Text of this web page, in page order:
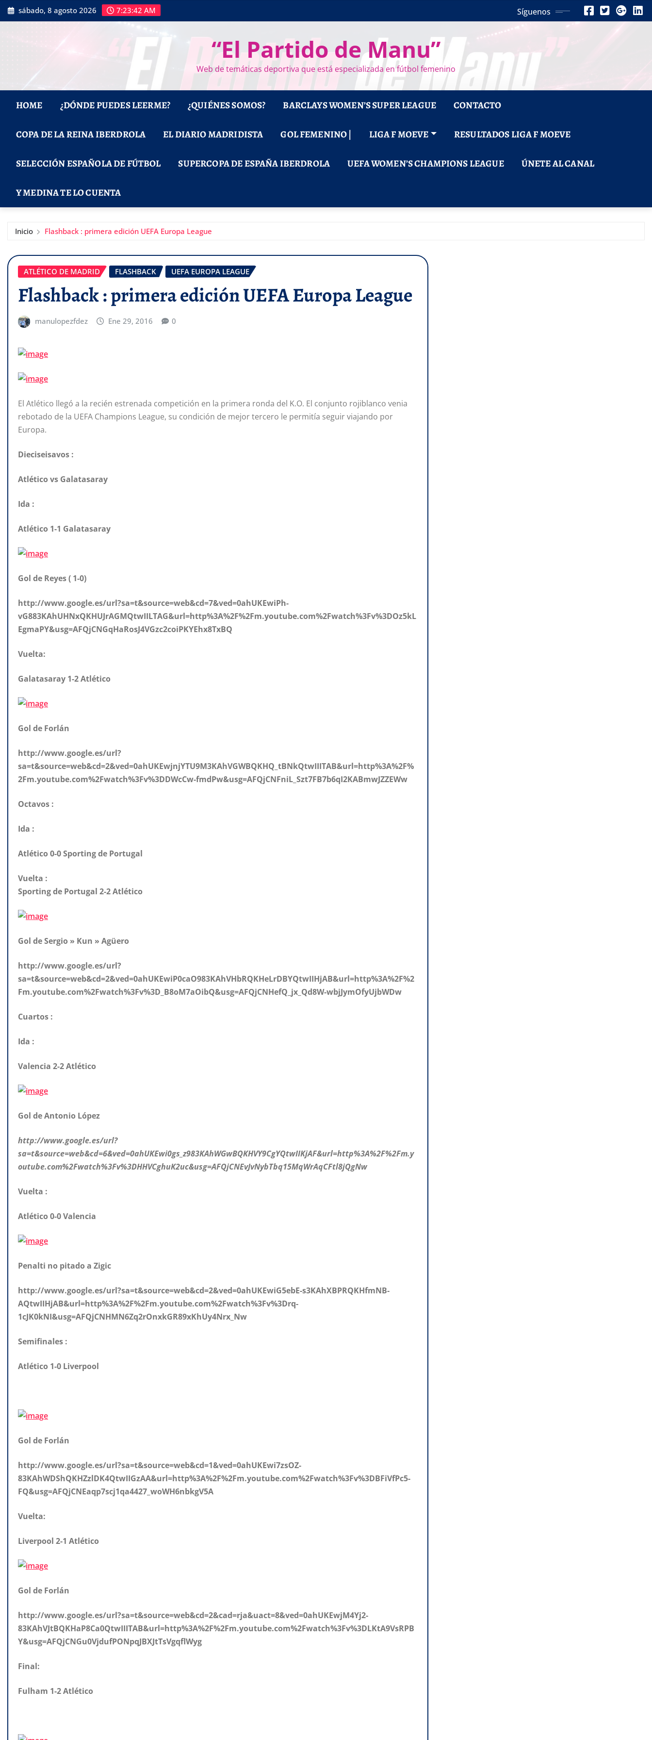
Saltar
al
sábado, 8 agosto 2026 7:23:43 AM Síguenos
“El Partido de Manu”
Web de temáticas deportiva que está especializada en fútbol femenino
HOME ¿DÓNDE PUEDES LEERME? ¿QUIÉNES SOMOS? BARCLAYS WOMEN’S SUPER LEAGUE CONTACTO
COPA DE LA REINA IBERDROLA EL DIARIO MADRIDISTA GOL FEMENINO | LIGA F MOEVE RESULTADOS LIGA F MOEVE
SELECCIÓN ESPAÑOLA DE FÚTBOL SUPERCOPA DE ESPAÑA IBERDROLA UEFA WOMEN’S CHAMPIONS LEAGUE ÚNETE AL CANAL
Y MEDINA TE LO CUENTA
Inicio Flashback : primera edición UEFA Europa League
ATLÉTICO DE MADRID FLASHBACK UEFA EUROPA LEAGUE
Flashback : primera edición UEFA Europa League
manulopezfdez Ene 29, 2016 0
El Atlético llegó a la recién estrenada competición en la primera ronda del K.O. El conjunto rojiblanco venia
rebotado de la UEFA Champions League, su condición de mejor tercero le permitía seguir viajando por
Europa.
Dieciseisavos :
Atlético vs Galatasaray
Ida :
Atlético 1-1 Galatasaray
Gol de Reyes ( 1-0)
http://www.google.es/url?sa=t&source=web&cd=7&ved=0ahUKEwiPh-
vG883KAhUHNxQKHUJrAGMQtwIILTAG&url=http%3A%2F%2Fm.youtube.com%2Fwatch%3Fv%3DOz5kL
EgmaPY&usg=AFQjCNGqHaRosJ4VGzc2coiPKYEhx8TxBQ
Vuelta:
Galatasaray 1-2 Atlético
Gol de Forlán
http://www.google.es/url?
sa=t&source=web&cd=2&ved=0ahUKEwjnjYTU9M3KAhVGWBQKHQ_tBNkQtwIIITAB&url=http%3A%2F%
2Fm.youtube.com%2Fwatch%3Fv%3DDWcCw-fmdPw&usg=AFQjCNFniL_Szt7FB7b6qI2KABmwJZZEWw
Octavos :
Ida :
Atlético 0-0 Sporting de Portugal
Vuelta :
Sporting de Portugal 2-2 Atlético
Gol de Sergio » Kun » Agüero
http://www.google.es/url?
sa=t&source=web&cd=2&ved=0ahUKEwiP0caO983KAhVHbRQKHeLrDBYQtwIIHjAB&url=http%3A%2F%2
Fm.youtube.com%2Fwatch%3Fv%3D_B8oM7aOibQ&usg=AFQjCNHefQ_jx_Qd8W-wbjJymOfyUjbWDw
Cuartos :
Ida :
Valencia 2-2 Atlético
Gol de Antonio López
http://www.google.es/url?
sa=t&source=web&cd=6&ved=0ahUKEwi0gs_z983KAhWGwBQKHVY9CgYQtwIIKjAF&url=http%3A%2F%2Fm.y
outube.com%2Fwatch%3Fv%3DHHVCghuK2uc&usg=AFQjCNEvJvNybTbq15MqWrAqCFtl8jQgNw
Vuelta :
Atlético 0-0 Valencia
Penalti no pitado a Zigic
http://www.google.es/url?sa=t&source=web&cd=2&ved=0ahUKEwiG5ebE-s3KAhXBPRQKHfmNB-
AQtwIIHjAB&url=http%3A%2F%2Fm.youtube.com%2Fwatch%3Fv%3Drq-
1cJK0kNI&usg=AFQjCNHMN6Zq2rOnxkGR89xKhUy4Nrx_Nw
Semifinales :
Atlético 1-0 Liverpool
Gol de Forlán
http://www.google.es/url?sa=t&source=web&cd=1&ved=0ahUKEwi7zsOZ-
83KAhWDShQKHZzlDK4QtwIIGzAA&url=http%3A%2F%2Fm.youtube.com%2Fwatch%3Fv%3DBFiVfPc5-
FQ&usg=AFQjCNEaqp7scj1qa4427_woWH6nbkgV5A
Vuelta:
Liverpool 2-1 Atlético
Gol de Forlán
http://www.google.es/url?sa=t&source=web&cd=2&cad=rja&uact=8&ved=0ahUKEwjM4Yj2-
83KAhVJtBQKHaP8Ca0QtwIIITAB&url=http%3A%2F%2Fm.youtube.com%2Fwatch%3Fv%3DLKtA9VsRPB
Y&usg=AFQjCNGu0VjdufPONpqJBXJtTsVgqflWyg
Final:
Fulham 1-2 Atlético